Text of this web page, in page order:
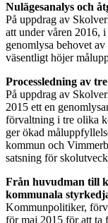
Nulägesanalys och
På uppdrag av
att under våren 2016,
genomlysa behovet
väsentligt höjer
Processledning av
På uppdrag av
2015 ett en
förvaltning i tre olika
ger ökad
kommun och
satsning för
Från huvudman till
kommunala
Kommunpolitiker,
för maj 2015 för att ta